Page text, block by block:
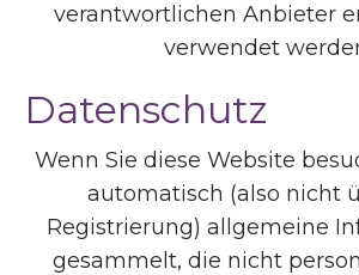
verantwortlichen Anbieter
verwendet
Datenschutz
Wenn Sie diese Website
automatisch (also nicht
Registrierung) allgemeine
gesammelt, die nicht